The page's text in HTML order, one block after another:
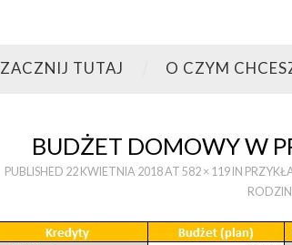
ZACZNIJ TUTAJ O CZYM
BUDŻET DOMOWY W
PUBLISHED 22 KWIETNIA 2018AT 582 × 119 IN